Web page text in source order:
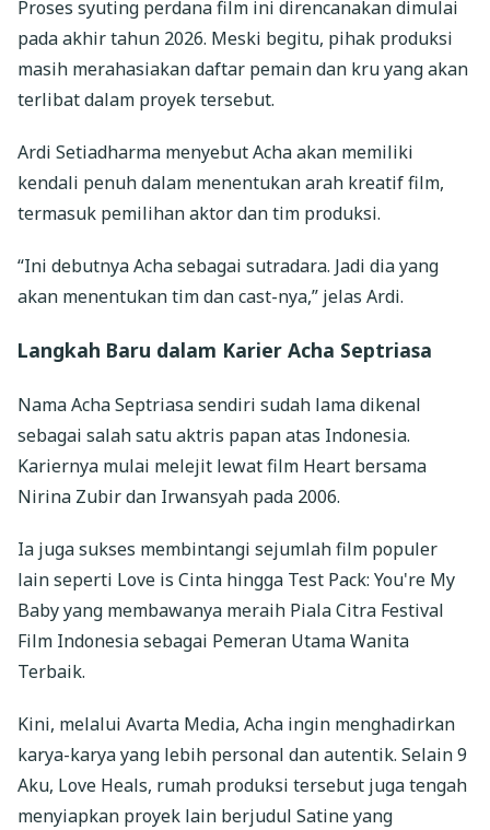
Proses syuting perdana film ini direncanakan dimulai
pada akhir tahun 2026. Meski begitu, pihak produksi
masih merahasiakan daftar pemain dan kru yang akan
terlibat dalam proyek tersebut.
Ardi Setiadharma menyebut Acha akan memiliki
kendali penuh dalam menentukan arah kreatif film,
termasuk pemilihan aktor dan tim produksi.
“Ini debutnya Acha sebagai sutradara. Jadi dia yang
akan menentukan tim dan cast-nya,” jelas Ardi.
Langkah Baru dalam Karier Acha Septriasa
Nama Acha Septriasa sendiri sudah lama dikenal
sebagai salah satu aktris papan atas Indonesia.
Kariernya mulai melejit lewat film Heart bersama
Nirina Zubir dan Irwansyah pada 2006.
Ia juga sukses membintangi sejumlah film populer
lain seperti Love is Cinta hingga Test Pack: You're My
Baby yang membawanya meraih Piala Citra Festival
Film Indonesia sebagai Pemeran Utama Wanita
Terbaik.
Kini, melalui Avarta Media, Acha ingin menghadirkan
karya-karya yang lebih personal dan autentik. Selain 9
Aku, Love Heals, rumah produksi tersebut juga tengah
menyiapkan proyek lain berjudul Satine yang